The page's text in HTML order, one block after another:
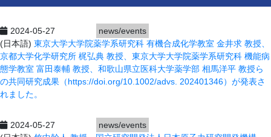
2024-05-27
news/events
(日本語) 東京大学大学院薬学系研究科 有機合成化学教室 金井求 教授、
京都大学化学研究所 梶弘典 教授、東京大学大学院薬学系研究科 機能病
態学教室 富田泰輔 教授、和歌山県立医科大学薬学部 相馬洋平 教授ら
の共同研究成果（https://doi.org/10.1002/advs. 202401346）が発表さ
れました。
2024-05-27
news/events